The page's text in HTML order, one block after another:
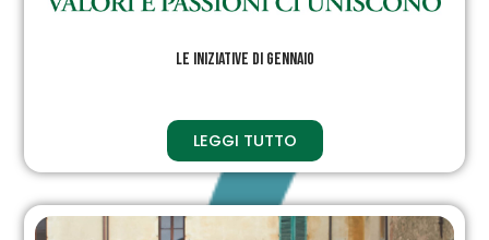
Le iniziative di Gennaio
LEGGI TUTTO